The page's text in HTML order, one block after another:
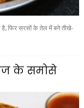
है, फिर सरसों के तेल में बने तीखे-
के समोसे